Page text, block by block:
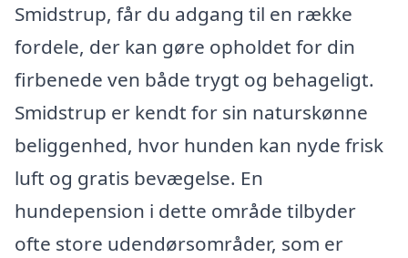
Smidstrup, får du adgang til en række
fordele, der kan gøre opholdet for din
firbenede ven både trygt og behageligt.
Smidstrup er kendt for sin naturskønne
beliggenhed, hvor hunden kan nyde frisk
luft og gratis bevægelse. En
hundepension i dette område tilbyder
ofte store udendørsområder, som er